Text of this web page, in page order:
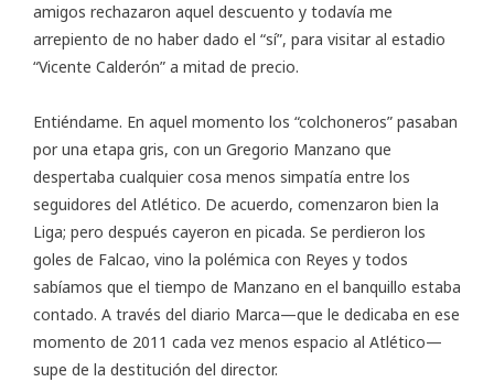
amigos rechazaron aquel descuento y todavía me
arrepiento de no haber dado el “sí”, para visitar al estadio
“Vicente Calderón” a mitad de precio.
Entiéndame. En aquel momento los “colchoneros” pasaban
por una etapa gris, con un Gregorio Manzano que
despertaba cualquier cosa menos simpatía entre los
seguidores del Atlético. De acuerdo, comenzaron bien la
Liga; pero después cayeron en picada. Se perdieron los
goles de Falcao, vino la polémica con Reyes y todos
sabíamos que el tiempo de Manzano en el banquillo estaba
contado. A través del diario Marca—que le dedicaba en ese
momento de 2011 cada vez menos espacio al Atlético—
supe de la destitución del director.